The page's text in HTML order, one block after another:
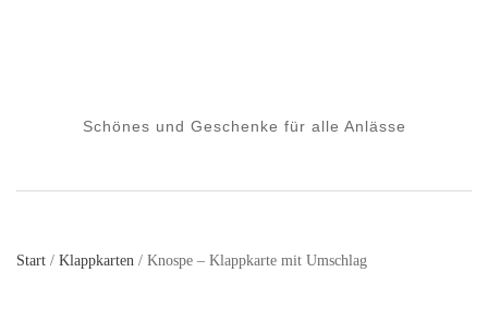
Schönes und Geschenke für alle Anlässe
Start / Klappkarten / Knospe – Klappkarte mit Umschlag